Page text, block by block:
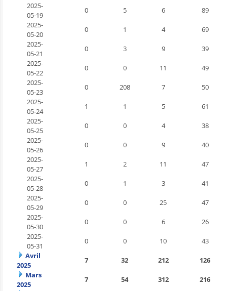
2025-
05-19
0 5 6
89
2025-
05-20
0 1 4
69
2025-
05-21
0 3 9
39
2025-
05-22
0 0 11
49
2025-
05-23
0 208 7
50
2025-
05-24
1 1 5
61
2025-
05-25
0 0 4
38
2025-
05-26
0 0 9
40
2025-
05-27
1 2 11
47
2025-
05-28
0 1 3
41
2025-
05-29
0 0 25
47
2025-
05-30
0 0 6
26
2025-
05-31
0 0 10
43
Avril
2025
7 32 212
126
Mars
2025
7 54 312
216